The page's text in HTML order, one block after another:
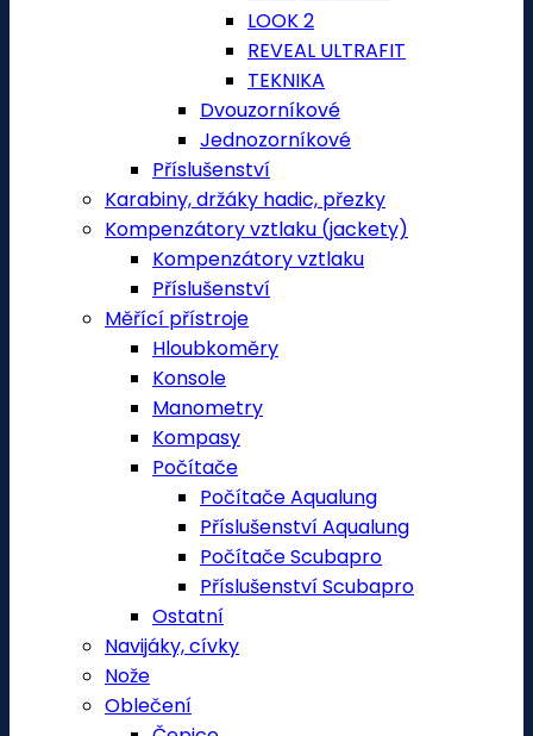
LOOK 2
REVEAL ULTRAFIT
TEKNIKA
Dvouzorníkové
Jednozorníkové
Příslušenství
Karabiny, držáky hadic, přezky
Kompenzátory vztlaku (jackety)
Kompenzátory vztlaku
Příslušenství
Měřící přístroje
Hloubkoměry
Konsole
Manometry
Kompasy
Počítače
Počítače Aqualung
Příslušenství Aqualung
Počítače Scubapro
Příslušenství Scubapro
Ostatní
Navijáky, cívky
Nože
Oblečení